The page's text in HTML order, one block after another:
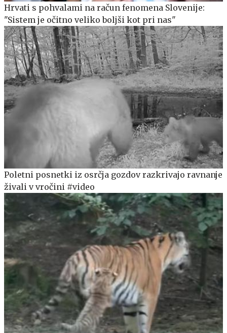
Hrvati s pohvalami na račun fenomena Slovenije:
"Sistem je očitno veliko boljši kot pri nas"
Poletni posnetki iz osrčja gozdov razkrivajo ravnanje
živali v vročini #video